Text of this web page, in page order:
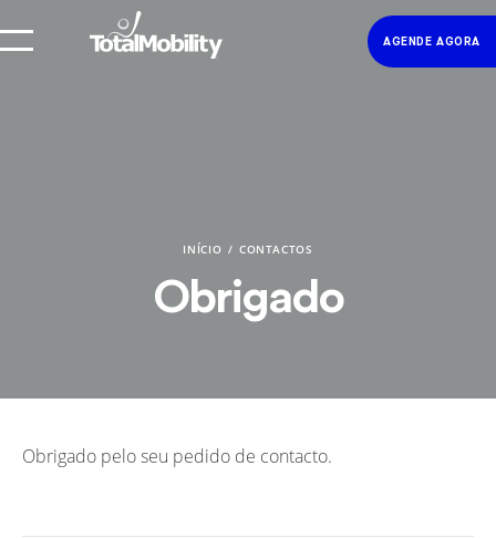
AGENDE AGORA
INÍCIO CONTACTOS
Obrigado
Obrigado pelo seu pedido de contacto.